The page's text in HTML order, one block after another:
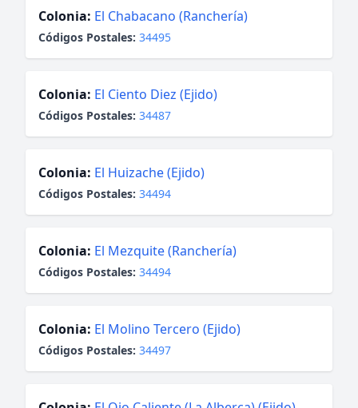
Colonia: El Chabacano (Ranchería)
Códigos Postales: 34495
Colonia: El Ciento Diez (Ejido)
Códigos Postales: 34487
Colonia: El Huizache (Ejido)
Códigos Postales: 34494
Colonia: El Mezquite (Ranchería)
Códigos Postales: 34494
Colonia: El Molino Tercero (Ejido)
Códigos Postales: 34497